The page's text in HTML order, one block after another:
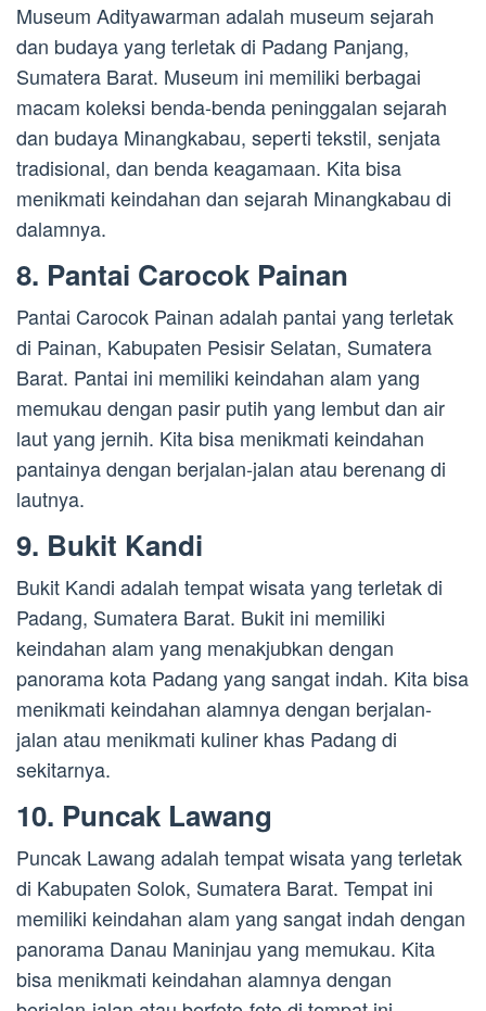
Museum Adityawarman adalah museum sejarah
dan budaya yang terletak di Padang Panjang,
Sumatera Barat. Museum ini memiliki berbagai
macam koleksi benda-benda peninggalan sejarah
dan budaya Minangkabau, seperti tekstil, senjata
tradisional, dan benda keagamaan. Kita bisa
menikmati keindahan dan sejarah Minangkabau di
dalamnya.
8. Pantai Carocok Painan
Pantai Carocok Painan adalah pantai yang terletak
di Painan, Kabupaten Pesisir Selatan, Sumatera
Barat. Pantai ini memiliki keindahan alam yang
memukau dengan pasir putih yang lembut dan air
laut yang jernih. Kita bisa menikmati keindahan
pantainya dengan berjalan-jalan atau berenang di
lautnya.
9. Bukit Kandi
Bukit Kandi adalah tempat wisata yang terletak di
Padang, Sumatera Barat. Bukit ini memiliki
keindahan alam yang menakjubkan dengan
panorama kota Padang yang sangat indah. Kita bisa
menikmati keindahan alamnya dengan berjalan-
jalan atau menikmati kuliner khas Padang di
sekitarnya.
10. Puncak Lawang
Puncak Lawang adalah tempat wisata yang terletak
di Kabupaten Solok, Sumatera Barat. Tempat ini
memiliki keindahan alam yang sangat indah dengan
panorama Danau Maninjau yang memukau. Kita
bisa menikmati keindahan alamnya dengan